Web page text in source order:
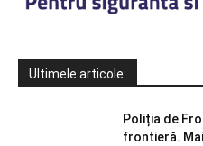
Ultimele articole:
Poliția de
frontieră.